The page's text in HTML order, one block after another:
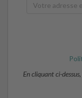
En cliquant ci-